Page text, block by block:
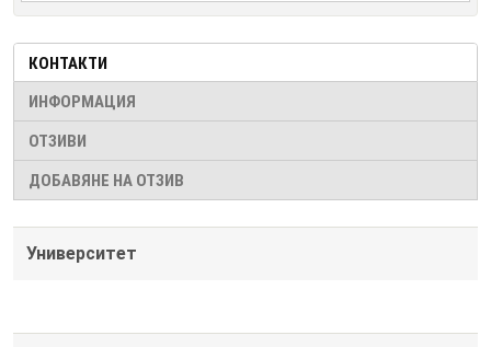
КОНТАКТИ
ИНФОРМАЦИЯ
ОТЗИВИ
ДОБАВЯНЕ НА ОТЗИВ
Университет